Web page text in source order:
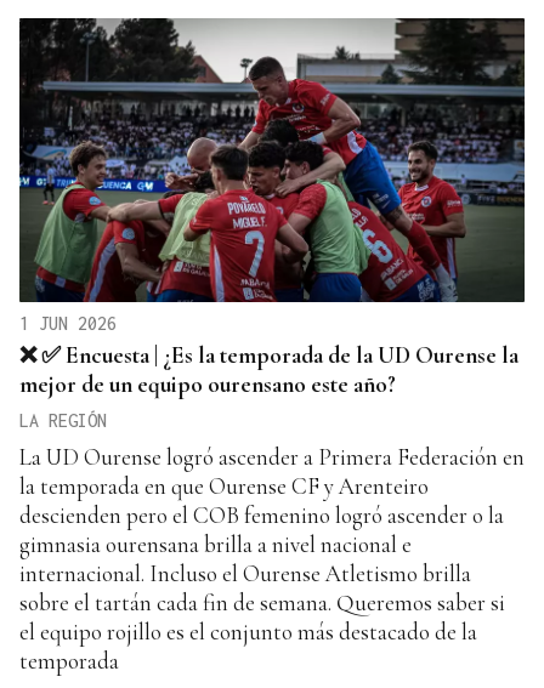
1 JUN 2026
❌ ✅ Encuesta | ¿Es la temporada de la UD Ourense la
mejor de un equipo ourensano este año?
LA REGIÓN
La UD Ourense logró ascender a Primera Federación en
la temporada en que Ourense CF y Arenteiro
descienden pero el COB femenino logró ascender o la
gimnasia ourensana brilla a nivel nacional e
internacional. Incluso el Ourense Atletismo brilla
sobre el tartán cada fin de semana. Queremos saber si
el equipo rojillo es el conjunto más destacado de la
temporada